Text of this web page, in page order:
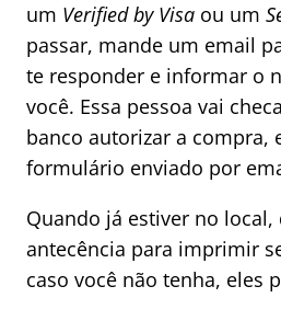
um Verified by Visa ou um
passar, mande um email
te responder e informar o
você. Essa pessoa vai
banco autorizar a compra,
formulário enviado por
Quando já estiver no
antecência para imprimir
caso você não tenha, eles